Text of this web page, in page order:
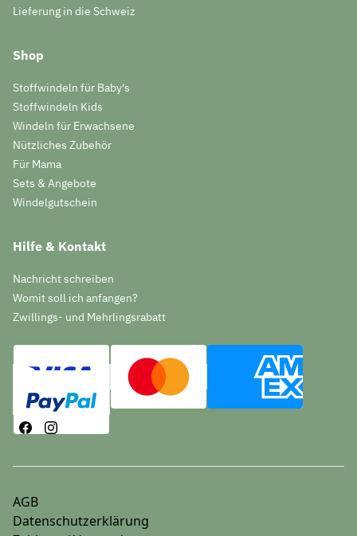
Lieferung in die Schweiz
Shop
Stoffwindeln für Baby's
Stoffwindeln Kids
Windeln für Erwachsene
Nützliches Zubehör
Für Mama
Sets & Angebote
Windelgutschein
Hilfe & Kontakt
Nachricht schreiben
Womit soll ich anfangen?
Zwillings- und Mehrlingsrabatt
AGB
Datenschutzerklärung